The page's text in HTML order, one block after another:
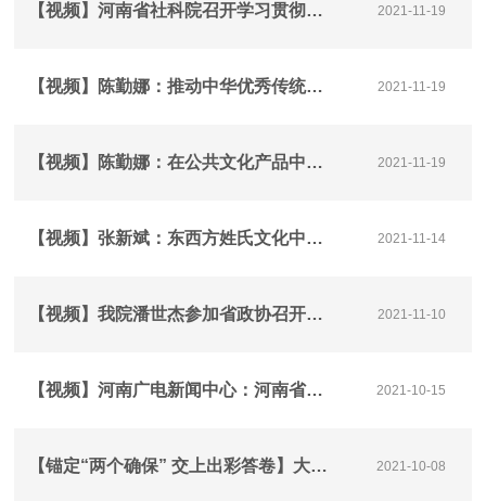
【视频】河南省社科院召开学习贯彻十九届六中全会精神学术研讨会 2021-11-19
【视频】陈勤娜：推动中华优秀传统文化在公共文化服务中有效转化 2021-11-19
【视频】陈勤娜：在公共文化产品中融进传统文化元素 2021-11-19
【视频】张新斌：东西方姓氏文化中都讲“根”，有何异同？ 2021-11-14
【视频】我院潘世杰参加省政协召开的月协商座谈会，围绕“发挥宗教团体作用”协商议政 2021-11-10
【视频】河南广电新闻中心：河南省乡村振兴研究中心成立暨乡村振兴调研行动启动仪式在郑举行 2021-10-15
【锚定“两个确保” 交上出彩答卷】大象•大家谈 专家解读：“两个确保”怎么看 如何干？ 2021-10-08